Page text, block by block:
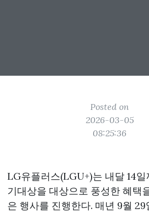
Posted on
2026-03-05
08:25:36
LG유플러스(LGU+)는 내달 14
기대상을 대상으로 풍성한 혜택
은 행사를 진행한다. 매년 9월 29